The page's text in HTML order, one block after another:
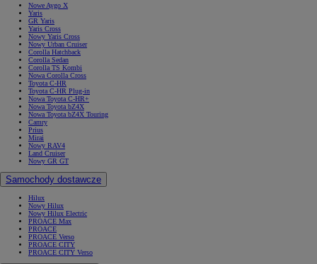
Nowe Aygo X
Yaris
GR Yaris
Yaris Cross
Nowy Yaris Cross
Nowy Urban Cruiser
Corolla Hatchback
Corolla Sedan
Corolla TS Kombi
Nowa Corolla Cross
Toyota C-HR
Toyota C-HR Plug-in
Nowa Toyota C-HR+
Nowa Toyota bZ4X
Nowa Toyota bZ4X Touring
Camry
Prius
Mirai
Nowy RAV4
Land Cruiser
Nowy GR GT
Samochody dostawcze
Hilux
Nowy Hilux
Nowy Hilux Electric
PROACE Max
PROACE
PROACE Verso
PROACE CITY
PROACE CITY Verso